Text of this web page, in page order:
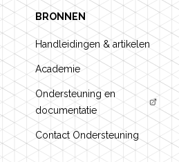
BRONNEN
Handleidingen & artikelen
Academie
Ondersteuning en
documentatie
Contact Ondersteuning